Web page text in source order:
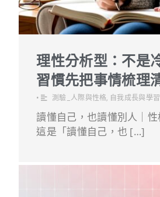
理性分析型：不是
習慣先把事情梳理
• 測驗_人際與性格, 自我成長與學習
讀懂自己，也讀懂別人｜
這是「讀懂自己，也 […]